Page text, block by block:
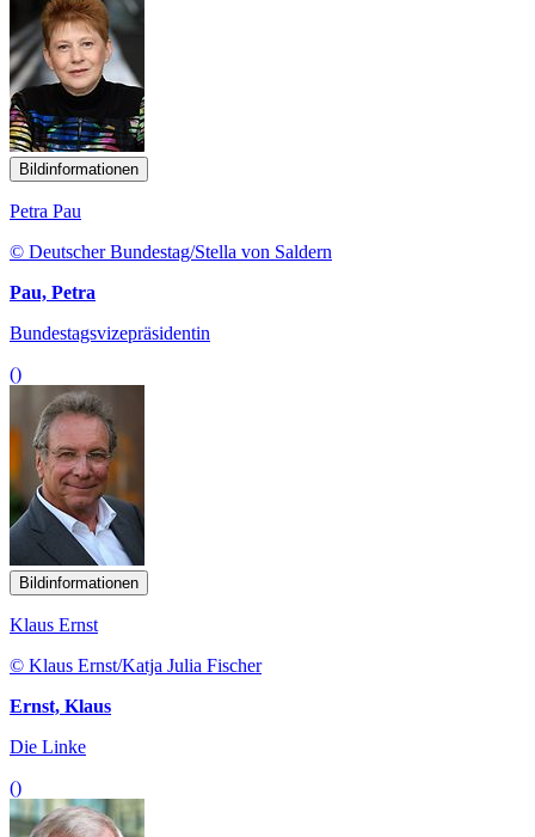
Bildinformationen
Petra Pau
© Deutscher Bundestag/Stella von Saldern
Pau, Petra
Bundestagsvizepräsidentin
()
Bildinformationen
Klaus Ernst
© Klaus Ernst/Katja Julia Fischer
Ernst, Klaus
Die Linke
()